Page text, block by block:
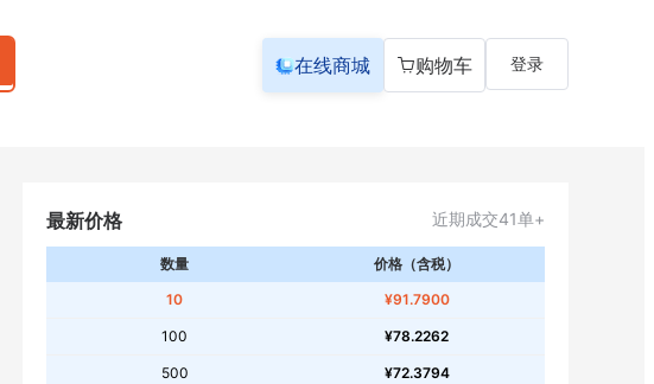
在线商城 购物车 登录
最新价格 近期成交41单+
数量
价格（含税）
10
¥91.7900
100 ¥78.2262
500 ¥72.3794